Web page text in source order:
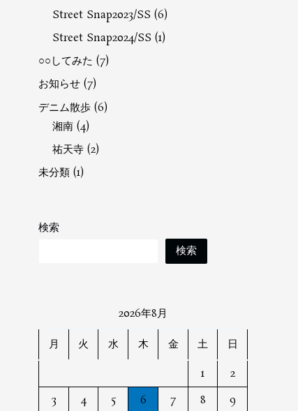
Street Snap2023/SS (6)
Street Snap2024/SS (1)
○○してみた (7)
お知らせ (7)
デニム散歩 (6)
湘南 (4)
祐天寺 (2)
未分類 (1)
検索
検索
2026年8月
月 火 水 木 金 土
日
1
2
3
4 5 6 7 8 9